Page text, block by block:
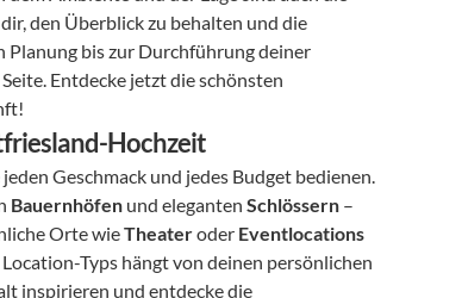
Hochzeit
jeden Geschmack und jedes Budget bedienen.
Bauernhöfen und eleganten Schlössern –
Orte wie Theater oder Eventlocations
Typs hängt von deinen persönlichen